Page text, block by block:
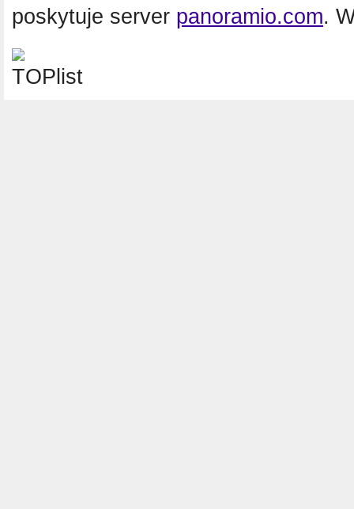
poskytuje server panoramio.com.